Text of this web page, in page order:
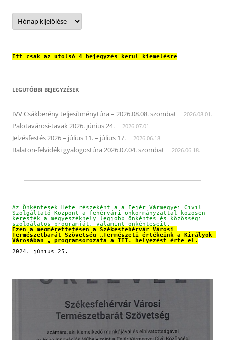
Archívum
Itt csak az utolsó 4 bejegyzés kerül kiemelésre
LEGUTÓBBI BEJEGYZÉSEK
IVV Csákberény teljesítménytúra – 2026.08.08. szombat 2026.08.01.
Palotavárosi-tavak 2026. június 24. 2026.07.01.
Jelzésfestés 2026 – július 11. – július 17. 2026.06.18.
Balaton-felvidéki gyalogostúra 2026.07.04. szombat 2026.06.18.
Az Önkéntesek Hete részeként a a Fejér Vármegyei Civil
Szolgáltató Központ a fehérvári önkormányzattal közösen
keresték a megyeszékhely legjobb önkéntes és közösségi
szolgálatos programját, valamint önkénteseit.
Ezen a megmérettetésen a Székesfehérvár Városi
Természetbarát Szövetség „Természeti értékeink a Királyok
Városában „ programsorozata a III. helyezést érte el.
2024. június 25.